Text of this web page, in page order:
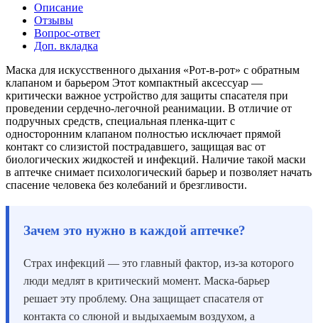
Описание
Отзывы
Вопрос-ответ
Доп. вкладка
Маска для искусственного дыхания «Рот-в-рот» с обратным
клапаном и барьером Этот компактный аксессуар —
критически важное устройство для защиты спасателя при
проведении сердечно-легочной реанимации. В отличие от
подручных средств, специальная пленка-щит с
односторонним клапаном полностью исключает прямой
контакт со слизистой пострадавшего, защищая вас от
биологических жидкостей и инфекций. Наличие такой маски
в аптечке снимает психологический барьер и позволяет начать
спасение человека без колебаний и брезгливости.
Зачем это нужно в каждой аптечке?
Страх инфекций — это главный фактор, из-за которого
люди медлят в критический момент. Маска-барьер
решает эту проблему. Она защищает спасателя от
контакта со слюной и выдыхаемым воздухом, а